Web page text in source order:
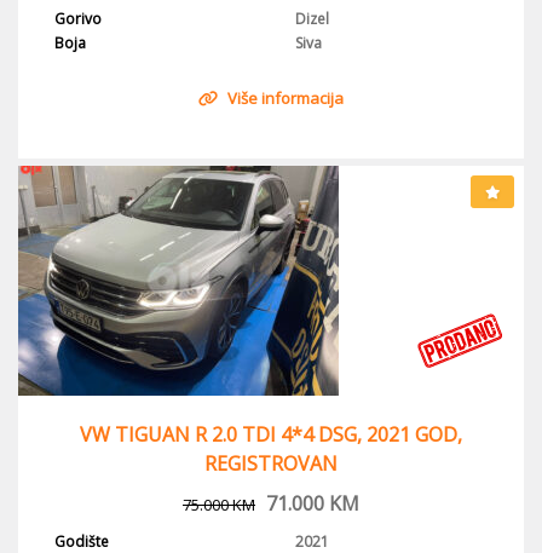
Gorivo
Dizel
Boja
Siva
Više informacija
VW TIGUAN R 2.0 TDI 4*4 DSG, 2021 GOD,
REGISTROVAN
75.000KM 71.000 KM
Godište
2021